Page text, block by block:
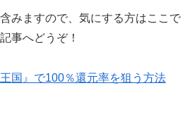
みますので、気にする方はここで
事へどうぞ！
国』で100％還元率を狙う方法